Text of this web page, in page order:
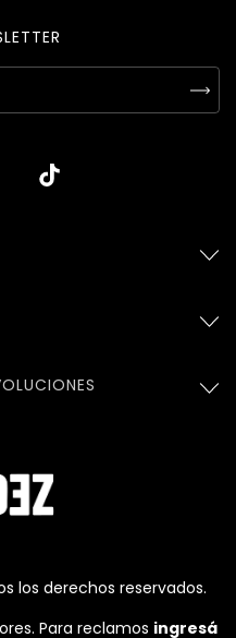
los derechos reservados.
Para reclamos ingresá